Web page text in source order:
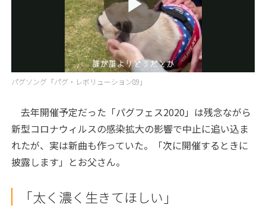
Play
Video
パグソング「パグ・レボリューション89」
去年開催予定だった「パグフェス2020 」は残念ながら
新型コロナウィルスの感染拡大の影響で中止に追い込ま
れたが、実は新曲も作っていた。「次に開催するときに
披露します」とお父さん。
「太く濃く生きてほしい」